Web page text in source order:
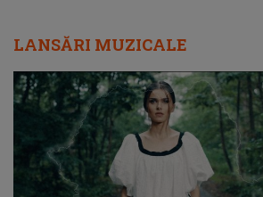
LANSĂRI MUZICALE